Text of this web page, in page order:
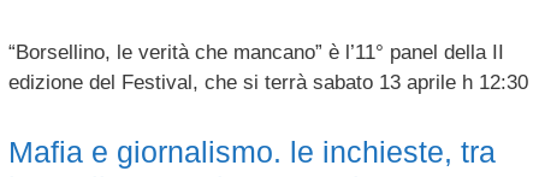
“Borsellino, le verità che mancano” è l’11° panel della II
edizione del Festival, che si terrà sabato 13 aprile h 12:30
Mafia e giornalismo. le inchieste, tra